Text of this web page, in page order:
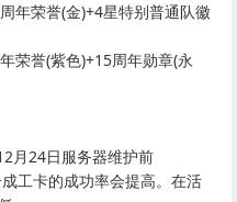
年荣誉(金)+4星特别普通队徽
荣誉(紫色)+15周年勋章(永
月24日服务器维护前
工卡的成功率会提高。在活